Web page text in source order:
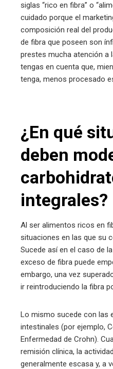
siglas “rico en fibra” o
cuidado porque el
composición real del
de fibra que poseen son
prestes mucha atención a
tengas en cuenta que,
tenga, menos procesado
¿En qué
deben
integrales?
Al ser alimentos ricos en
situaciones en las que su
Sucede así en el caso de
exceso de fibra puede
embargo, una vez
ir reintroduciendo la fibra
Lo mismo sucede con las
intestinales (por ejemplo,
Enfermedad de Crohn).
remisión clínica, la
generalmente escasa y, a